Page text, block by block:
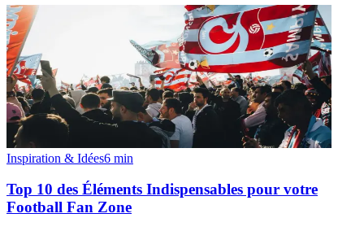
Inspiration & Idées6 min
Top 10 des Éléments Indispensables pour votre
Football Fan Zone